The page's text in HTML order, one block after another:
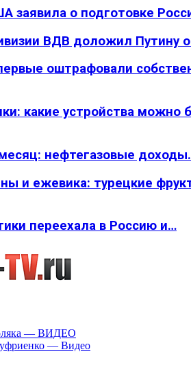
заявила о подготовке
ВДВ доложил Путину
оштрафовали
какие устройства можно
нефтегазовые
и ежевика: турецкие
переехала в Россию и…
— ВИДЕО
— Видео